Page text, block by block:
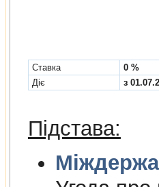
Cтавка
0 %
Діє
з
Підстава: